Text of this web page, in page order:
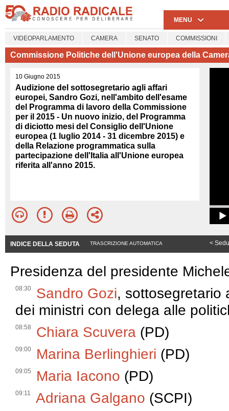
MENU
VIDEOPARLAMENTO CAMERA SENATO COMMISSIONI
Commissione Politiche dell'Unione europea della
10 Giugno 2015
Audizione del sottosegretario agli affari
europei, Sandro Gozi, nell'ambito dell'esame
del Programma di lavoro della Commissione
per il 2015 - Un nuovo inizio, del Programma
di diciotto mesi del Consiglio dell'Unione
europea (1 luglio 2014 - 31 dicembre 2015) e
della Relazione programmatica sulla
partecipazione dell'Italia all'Unione europea
riferita all'anno 2015.
INDICE DELLA SEDUTA TRASCRIZIONE AUTOMATICA <
Presidenza del presidente
08:30 Sandro Gozi, sottosegretario
dei ministri con delega alle
08:58 Chiara Scuvera (PD)
09:00 Marina Berlinghieri (PD)
09:05 Maria Iacono (PD)
09:11 Adriana Galgano (SCPI)